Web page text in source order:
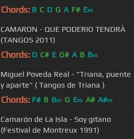
Chords: B C D G A F# Em
CAMARON - QUE PODERIO TENDRÀ
(TANGOS 2011)
Chords: D C# E G# A B Bm
Miguel Poveda Real - "Triana, puente
y aparte" ( Tangos de Triana )
Chords: F# B Bm G Em A# A#m
Camarón de La Isla - Soy gitano
(Festival de Montreux 1991)